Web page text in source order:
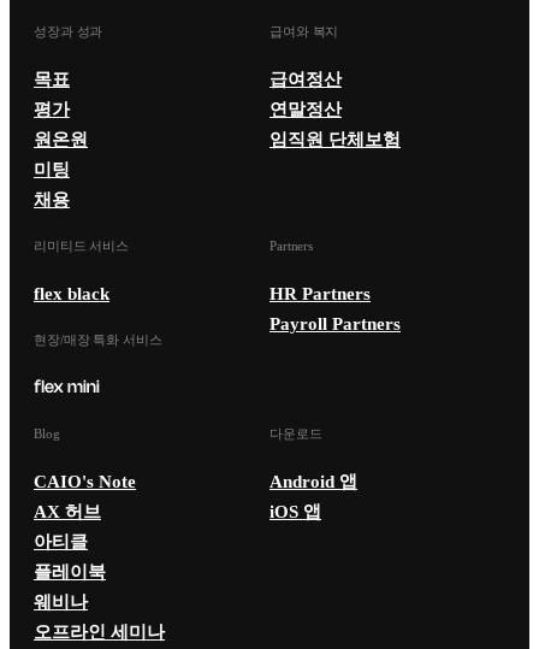
성장과 성과
목표
평가
원온원
미팅
채용
급여와 복지
급여정산
연말정산
임직원 단체보험
리미티드 서비스
flex black
현장/매장 특화 서비스
Partners
HR Partners
Payroll Partners
Blog
CAIO's Note
AX 허브
아티클
플레이북
웨비나
오프라인 세미나
다운로드
Android 앱
iOS 앱